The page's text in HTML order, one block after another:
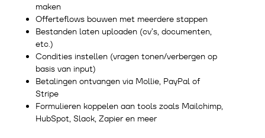
maken
Offerteflows bouwen met meerdere stappen
Bestanden laten uploaden (cv’s, documenten,
etc.)
Condities instellen (vragen tonen/verbergen op
basis van input)
Betalingen ontvangen via Mollie, PayPal of
Stripe
Formulieren koppelen aan tools zoals Mailchimp,
HubSpot, Slack, Zapier en meer